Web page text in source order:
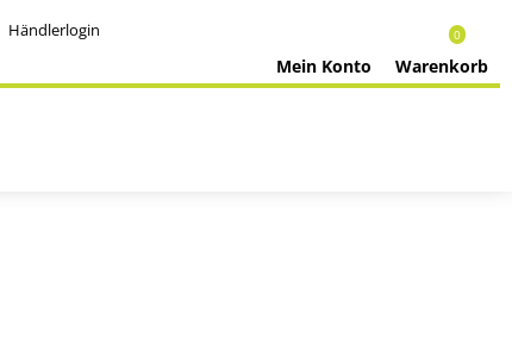
Händlerlogin
Warenkorb
0
Mein Konto